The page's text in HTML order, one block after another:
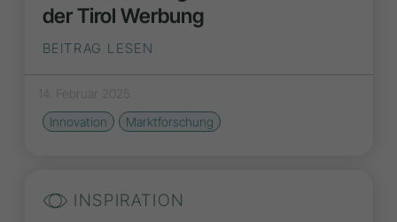
der Tirol Werbung
BEITRAG LESEN
14. Februar 2025
Innovation
Marktforschung
INSPIRATION